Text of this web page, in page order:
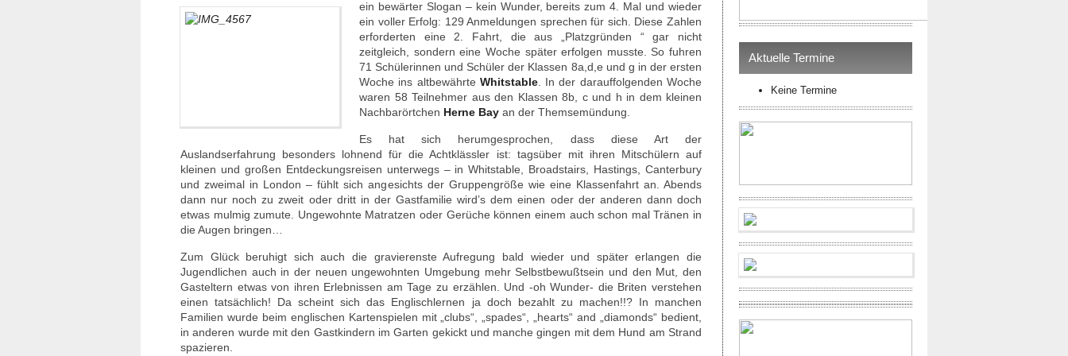
ein bewärter Slogan – kein Wunder, bereits zum 4. Mal und wieder
ein voller Erfolg: 129 Anmeldungen sprechen für sich. Diese Zahlen
erforderten eine 2. Fahrt, die aus „Platzgründen “ gar nicht
zeitgleich, sondern eine Woche später erfolgen musste. So fuhren
71 Schülerinnen und Schüler der Klassen 8a,d,e und g in der ersten
Woche ins altbewährte Whitstable. In der darauffolgenden Woche
waren 58 Teilnehmer aus den Klassen 8b, c und h in dem kleinen
Nachbarörtchen Herne Bay an der Themsemündung.
Es hat sich herumgesprochen, dass diese Art der
Auslandserfahrung besonders lohnend für die Achtklässler ist: tagsüber mit ihren Mitschülern auf
kleinen und großen Entdeckungsreisen unterwegs – in Whitstable, Broadstairs, Hastings, Canterbury
und zweimal in London – fühlt sich angesichts der Gruppengröße wie eine Klassenfahrt an. Abends
dann nur noch zu zweit oder dritt in der Gastfamilie wird’s dem einen oder der anderen dann doch
etwas mulmig zumute. Ungewohnte Matratzen oder Gerüche können einem auch schon mal Tränen in
die Augen bringen…
Zum Glück beruhigt sich auch die gravierenste Aufregung bald wieder und später erlangen die
Jugendlichen auch in der neuen ungewohnten Umgebung mehr Selbstbewußtsein und den Mut, den
Gasteltern etwas von ihren Erlebnissen am Tage zu erzählen. Und -oh Wunder- die Briten verstehen
einen tatsächlich! Da scheint sich das Englischlernen ja doch bezahlt zu machen!!? In manchen
Familien wurde beim englischen Kartenspielen mit „clubs“, „spades“, „hearts“ and „diamonds“ bedient,
in anderen wurde mit den Gastkindern im Garten gekickt und manche gingen mit dem Hund am Strand
spazieren.
Aktuelle Termine
Keine Termine